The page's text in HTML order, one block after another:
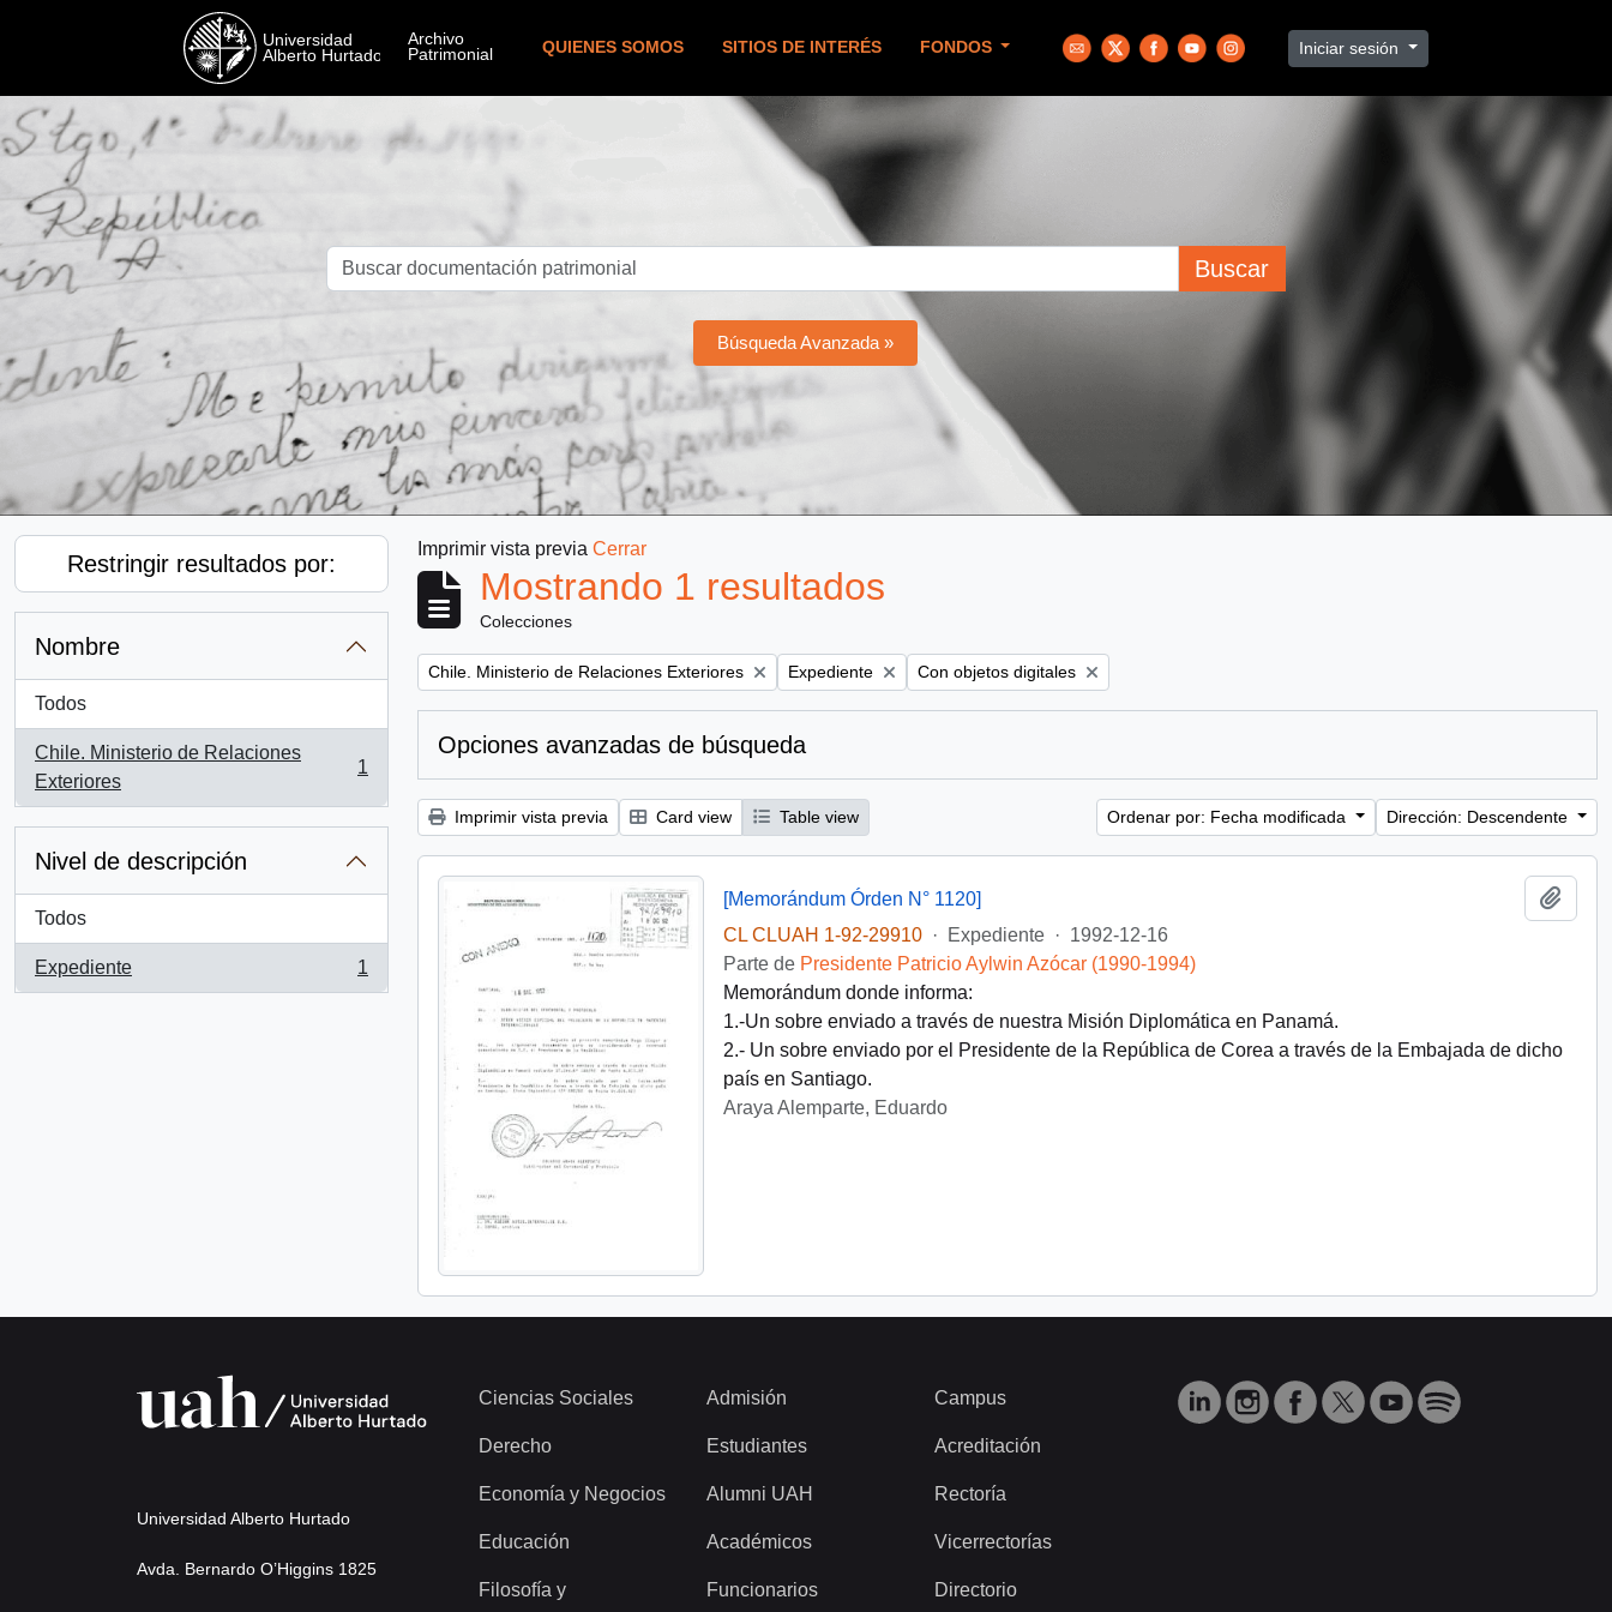
QUIENES SOMOS SITIOS DE INTERÉS FONDOS Iniciar sesión
Buscar
Búsqueda Avanzada »
Restringir resultados por:
Nombre
Todos
Chile. Ministerio de Relaciones
Exteriores
, 1 resultados
1
Nivel de descripción
Todos
Expediente
, 1 resultados
1
Imprimir vista previa Cerrar
Mostrando 1 resultados
Colecciones
Remove filter:
Chile. Ministerio de Relaciones Exteriores Remove filter:
Expediente Remove filter:
Con objetos digitales
Opciones avanzadas de búsqueda
Imprimir vista previa Card view Table view Ordenar por: Fecha modificada Dirección: Descendente
[Memorándum Órden N° 1120]
CL CLUAH 1-92-29910
· Expediente · 1992-12-16
Parte de Presidente Patricio Aylwin Azócar (1990-1994)
Memorándum donde informa:
1.-Un sobre enviado a través de nuestra Misión Diplomática en Panamá.
2.- Un sobre enviado por el Presidente de la República de Corea a través de la Embajada de dicho
país en Santiago.
Araya Alemparte, Eduardo
Universidad Alberto Hurtado
Avda. Bernardo O’Higgins 1825
Ciencias Sociales
Derecho
Economía y Negocios
Educación
Filosofía y
Admisión
Estudiantes
Alumni UAH
Académicos
Funcionarios
Campus
Acreditación
Rectoría
Vicerrectorías
Directorio